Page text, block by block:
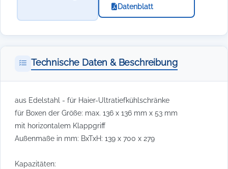
Datenblatt
Technische Daten & Beschreibung
aus Edelstahl - für Haier-Ultratiefkühlschränke
für Boxen der Größe: max. 136 x 136 mm x 53 mm
mit horizontalem Klappgriff
Außenmaße in mm: BxTxH: 139 x 700 x 279
Kapazitäten: